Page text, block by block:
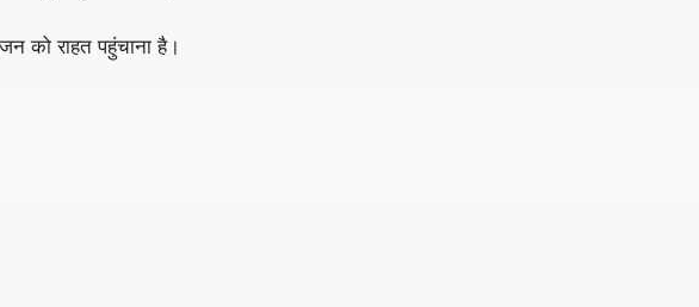
को राहत पहुंचाना है।